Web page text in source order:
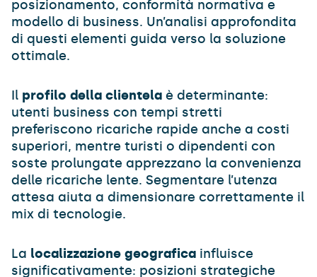
posizionamento, conformità normativa e
modello di business. Un’analisi approfondita
di questi elementi guida verso la soluzione
ottimale.
Il profilo della clientela è determinante:
utenti business con tempi stretti
preferiscono ricariche rapide anche a costi
superiori, mentre turisti o dipendenti con
soste prolungate apprezzano la convenienza
delle ricariche lente. Segmentare l’utenza
attesa aiuta a dimensionare correttamente il
mix di tecnologie.
La localizzazione geografica influisce
significativamente: posizioni strategiche